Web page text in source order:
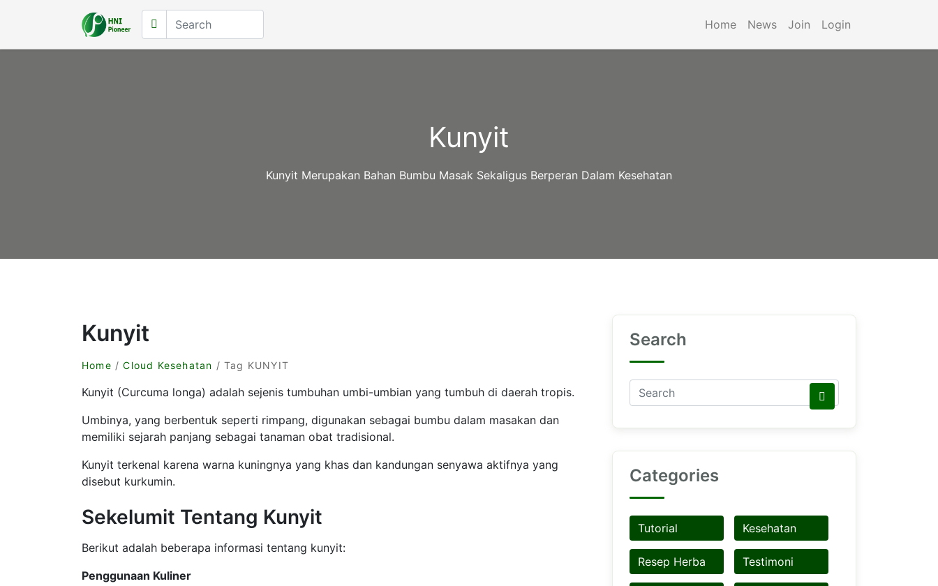
Home News Join Login
Kunyit
Kunyit Merupakan Bahan Bumbu Masak Sekaligus Berperan Dalam Kesehatan
Kunyit
Home /Cloud Kesehatan / Tag KUNYIT
Kunyit (Curcuma longa) adalah sejenis tumbuhan umbi-umbian yang tumbuh di daerah tropis.
Umbinya, yang berbentuk seperti rimpang, digunakan sebagai bumbu dalam masakan dan
memiliki sejarah panjang sebagai tanaman obat tradisional.
Kunyit terkenal karena warna kuningnya yang khas dan kandungan senyawa aktifnya yang
disebut kurkumin.
Sekelumit Tentang Kunyit
Berikut adalah beberapa informasi tentang kunyit:
Penggunaan Kuliner
Search
Categories
Tutorial Kesehatan
Resep Herba Testimoni